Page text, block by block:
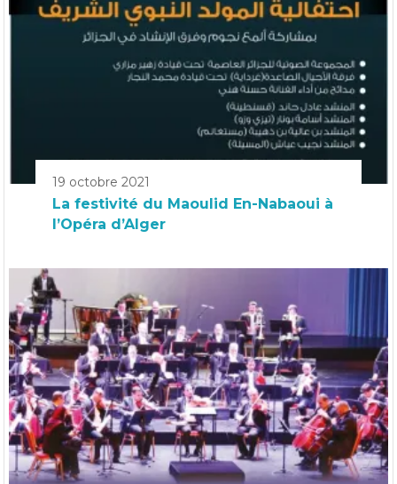
19 octobre 2021
La festivité du Maoulid En-Nabaoui à
l’Opéra d’Alger